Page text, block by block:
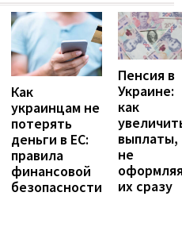
Как
украинцам не
потерять
деньги в ЕС:
правила
финансовой
безопасности
Пенсия в
Украине:
как
выплаты,
не
их сразу